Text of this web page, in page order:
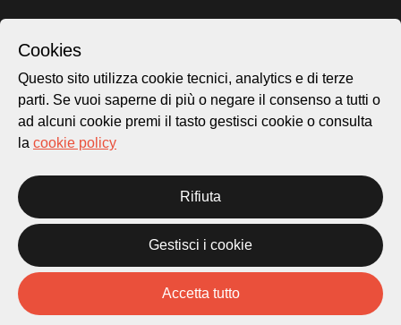
patrimonio@lugano.ch
t. +41 58 866 68 50
Sito istituzionale:
Cookie policy
Privacy Policy
Homepage
Mappa
Storie
Novità
Cookies
Questo sito utilizza cookie tecnici, analytics e di terze
parti. Se vuoi saperne di più o negare il consenso a tutti o
ad alcuni cookie premi il tasto gestisci cookie o consulta
la cookie policy
Rifiuta
Gestisci i cookie
Accetta tutto